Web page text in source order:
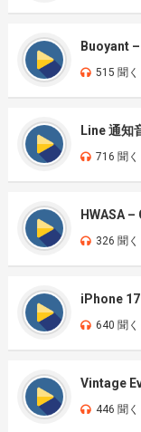
Buoyant
515 聞く
Line 通知
716 聞く
HWASA
326 聞く
iPhone
640 聞く
Vintage
446 聞く